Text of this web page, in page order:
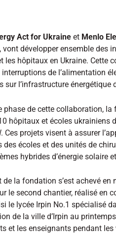
Act for Ukraine et Menlo
développer ensemble des
les hôpitaux en Ukraine. Cette
de l’alimentation
sur l’infrastructure énergétique
phase de cette collaboration,
hôpitaux et écoles ukrainiens
Ces projets visent à assurer
des écoles et des unités de
hybrides d’énergie solaire
de la fondation s’est achevé
le second chantier, réalisé en
le lycée Irpin No.1 spécialisé
de la ville d’Irpin au
et les enseignants pendant